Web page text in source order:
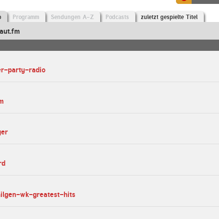
Programm Sendungen A-Z Podcasts zuletzt gespielte Titel
party-radio
wk-greatest-hits